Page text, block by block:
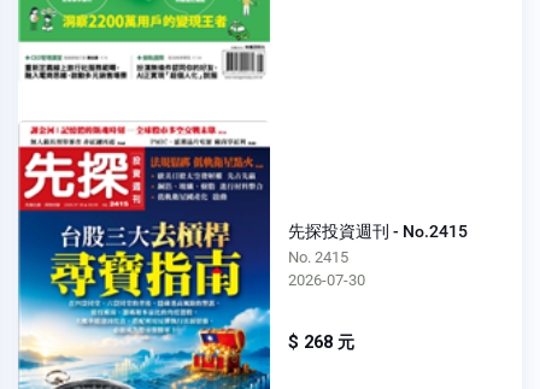
先探投資週刊 - No.2415
No. 2415
2026-07-30
$ 268 元